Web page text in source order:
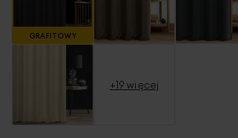
GRAFITOWY
+19 więcej